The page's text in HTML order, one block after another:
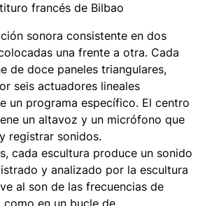
francés de Bilbao
sonora consistente en dos
una frente a otra. Cada
de doce paneles triangulares,
seis actuadores lineales
un programa específico. El centro
un altavoz y un micrófono que
registrar sonidos.
cada escultura produce un sonido
y analizado por la escultura
al son de las frecuencias de